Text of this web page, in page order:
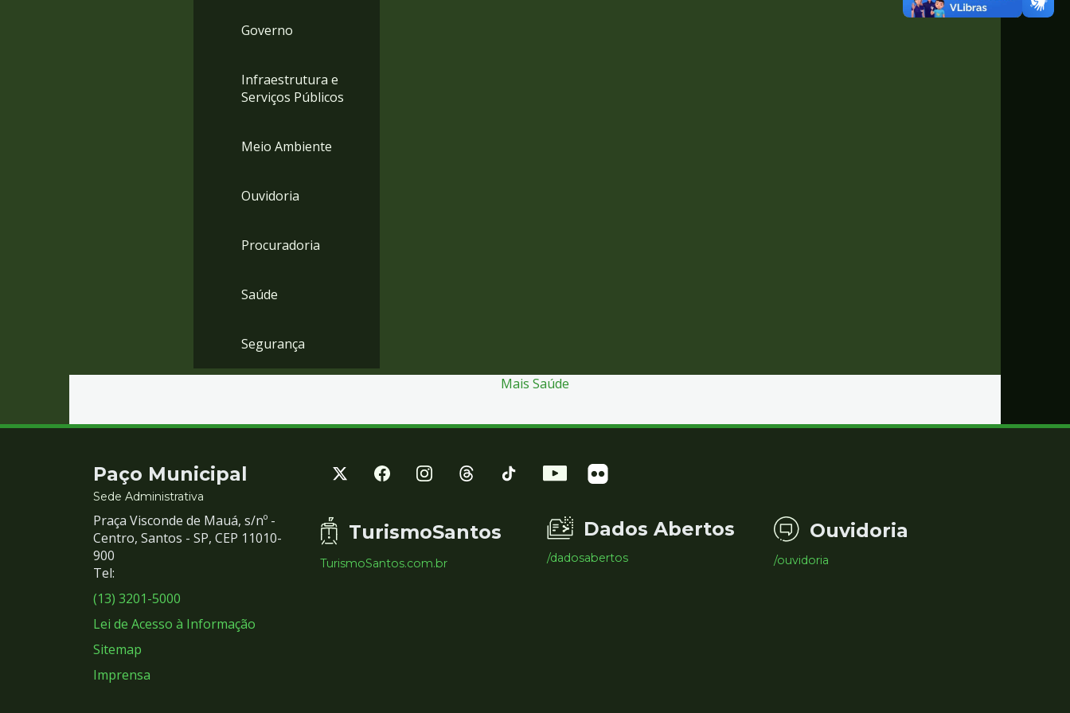
Governo
Infraestrutura e
Serviços Públicos
Meio Ambiente
Ouvidoria
Procuradoria
Saúde
Segurança
Mais Saúde
Contato
e
Redes
Sociais
Paço Municipal
Sede Administrativa
Praça Visconde de Mauá, s/nº -
Centro, Santos - SP, CEP 11010-
900
Tel:
(13) 3201-5000
Lei de Acesso à Informação
Sitemap
Imprensa
TurismoSantos
TurismoSantos.com.br
Dados Abertos
/dadosabertos
Ouvidoria
/ouvidoria